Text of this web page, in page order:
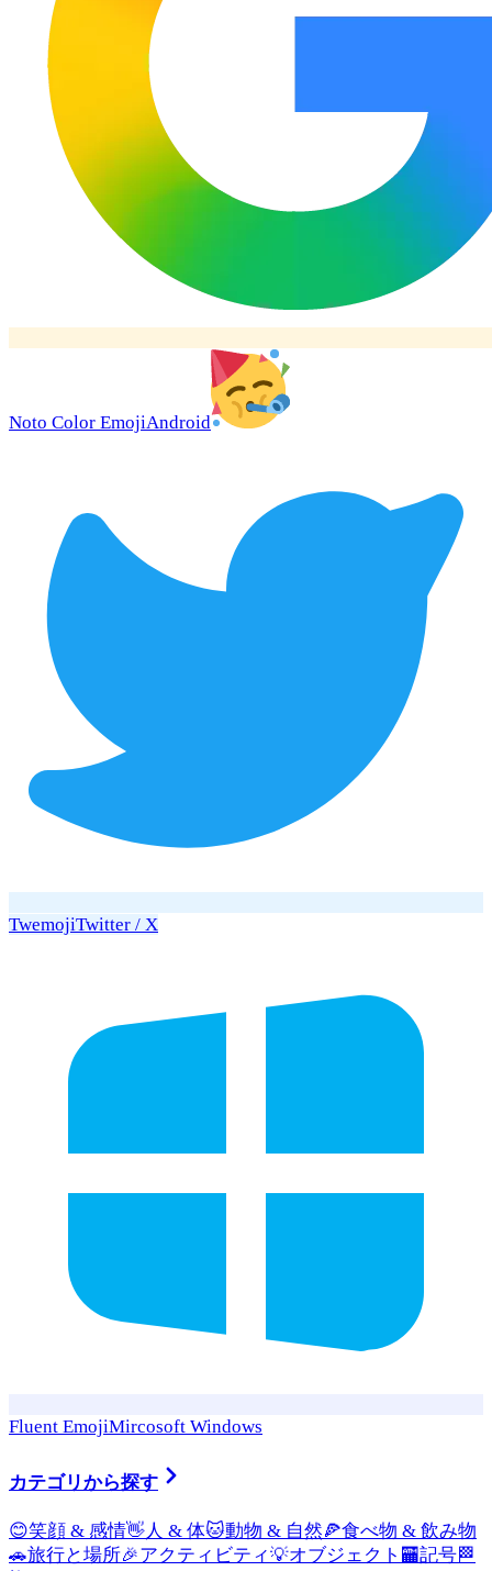
Noto Color EmojiAndroid
TwemojiTwitter / X
Fluent EmojiMircosoft Windows
カテゴリから探す
😊笑顔 & 感情👋 人 & 体🐱動物 & 自然🍕食べ物 & 飲み物
🚗旅行と場所🎉アクティビティ💡オブジェクト 🏧記号🏁